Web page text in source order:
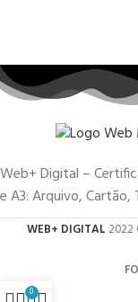
Web+ Digital –
e A3: Arquivo, Cartão,
WEB+ DIGITAL 2022
0